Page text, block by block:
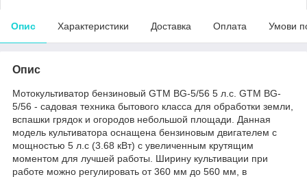
Опис Характеристики Доставка Оплата Умови
Опис
Мотокультиватор бензиновый GTM BG-5/56 5 л.с. GTM BG-
5/56 - садовая техника бытового класса для обработки земли,
вспашки грядок и огородов небольшой площади. Данная
модель культиватора оснащена бензиновым двигателем с
мощностью 5 л.с (3.68 кВт) с увеличенным крутящим
моментом для лучшей работы. Ширину культивации при
работе можно регулировать от 360 мм до 560 мм, в